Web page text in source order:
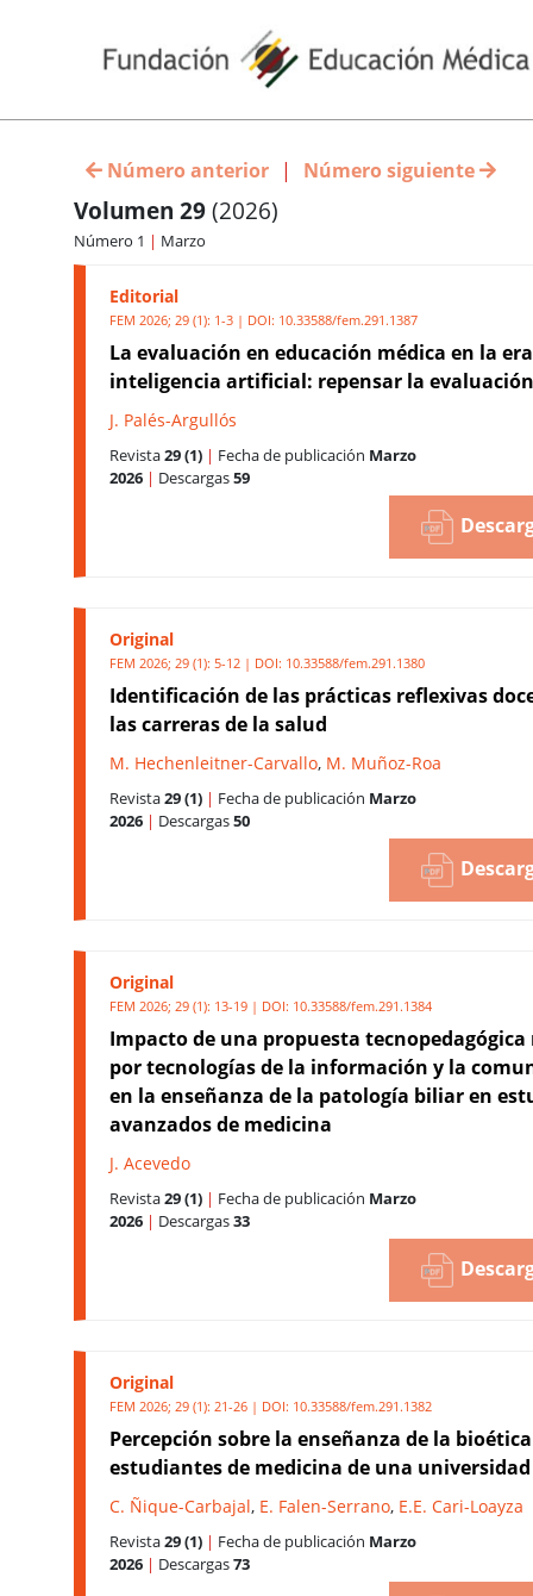
Número siguiente
|
Número anterior
Volumen 29(2026)
Número 1 | Marzo
Editorial
FEM 2026; 29 (1): 1-3 | DOI: 10.33588/fem.291.1387
La evaluación en educación médica en la
inteligencia artificial: repensar la evaluación
J. Palés-Argullós
Revista29 (1) | Fecha de publicación Marzo
2026 | Descargas59
Original
FEM 2026; 29 (1): 5-12 | DOI: 10.33588/fem.291.1380
Identificación de las prácticas reflexivas
las carreras de la salud
M. Hechenleitner-Carvallo, M. Muñoz-Roa
Revista29 (1) | Fecha de publicación Marzo
2026 | Descargas50
Original
FEM 2026; 29 (1): 13-19 | DOI: 10.33588/fem.291.1384
Impacto de una propuesta tecnopedagógica
por tecnologías de la información y la
en la enseñanza de la patología biliar en
avanzados de medicina
J. Acevedo
Revista29 (1) | Fecha de publicación Marzo
2026 | Descargas33
Original
FEM 2026; 29 (1): 21-26 | DOI: 10.33588/fem.291.1382
Percepción sobre la enseñanza de la
estudiantes de medicina de una
C. Ñique-Carbajal, E. Falen-Serrano, E.E. Cari-Loayza
Revista29 (1) | Fecha de publicación Marzo
2026 | Descargas73